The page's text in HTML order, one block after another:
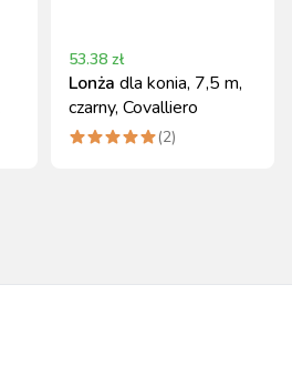
53.38 zł
Lonża dla konia, 7,5 m,
czarny, Covalliero
(2)